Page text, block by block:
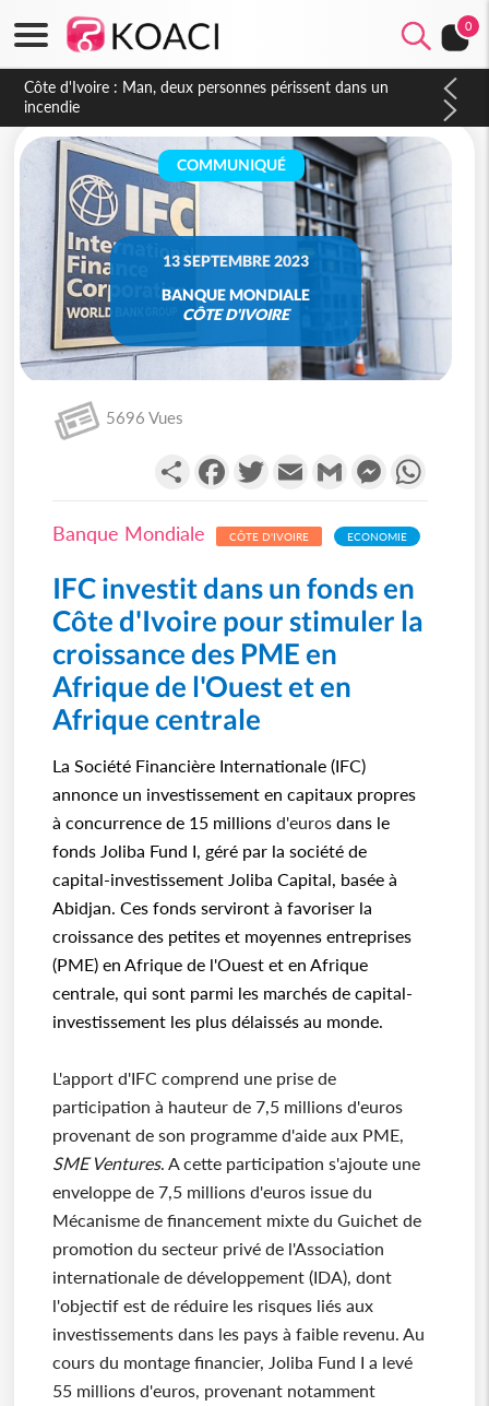
0
Côte d'Ivoire : Séileu, la célébration de la fête nationale
transformée en vaste campagne contre les produits
dépigmentants dangereux
COMMUNIQUÉ
13 SEPTEMBRE 2023
BANQUE MONDIALE
CÔTE D'IVOIRE
5696 Vues
PartagerFacebookTwitterEmail Gmail Messenger
Banque Mondiale CÔTE D'IVOIRE ECONOMIE
IFC investit dans un fonds en
Côte d'Ivoire pour stimuler la
croissance des PME en
Afrique de l'Ouest et en
Afrique centrale
La Société Financière Internationale (IFC)
annonce un investissement en capitaux propres
à concurrence de 15 millionsd'eurosdans le
fonds Joliba Fund I, géré par la société de
capital-investissement Joliba Capital, basée à
Abidjan. Ces fonds serviront à favoriser la
croissance des petites et moyennes entreprises
(PME) en Afrique de l'Ouest et en Afrique
centrale, qui sont parmi les marchés de capital-
investissement les plus délaissés au monde.
L'apport d'IFC comprend une prise de
participation à hauteur de 7,5 millions d'euros
provenant de son programme d'aide aux PME,
SME Ventures. A cette participation s'ajoute une
enveloppe de 7,5 millions d'euros issue du
Mécanisme de financement mixte du Guichet de
promotion du secteur privé de l'Association
internationale de développement (IDA), dont
l'objectif est de réduire les risques liés aux
investissements dans les pays à faible revenu. Au
cours du montage financier, Joliba Fund I a levé
55 millions d'euros, provenant notamment